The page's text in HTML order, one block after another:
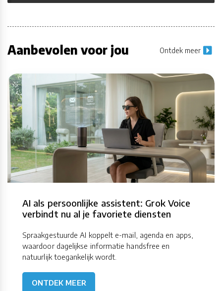
Aanbevolen voor jou Ontdek meer
AI als persoonlijke assistent: Grok Voice
verbindt nu al je favoriete diensten
Spraakgestuurde AI koppelt e-mail, agenda en apps,
waardoor dagelijkse informatie handsfree en
natuurlijk toegankelijk wordt.
ONTDEK MEER